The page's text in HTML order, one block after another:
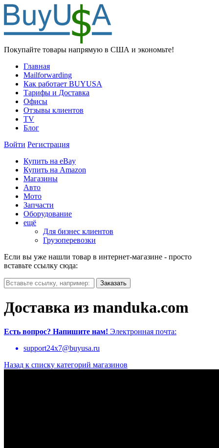
Покупайте товары напрямую в США и экономьте!
Главная
Mailforwarding
Как работает BUYUSA
Тарифы и Доставка
Офисы
Отзывы клиентов
TV
Блог
Войти Регистрация
Купить на eBay
Купить на Amazon
Магазины
Авто
Мото
Запчасти
Оборудование
ещё
Для бизнес клиентов
Грузоперевозки
Если вы уже нашли товар в интернет-магазине - просто
вставьте ссылку сюда:
Доставка из manduka.com
Есть вопрос? Напишите нам! Электронная почта:
support24x7@buyusa.ru
Назад к списку категорий магазинов